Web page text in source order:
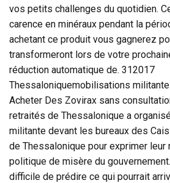
vos petits challenges du quotidien.
carence en minéraux pendant la
achetant ce produit vous gagnerez
transformeront lors de votre
réduction automatique de. 312017
Thessaloniquemobilisations
Acheter Des Zovirax sans
retraités de Thessalonique a
militante devant les bureaux des
de Thessalonique pour exprimer
politique de misère du
difficile de prédire ce qui pourrait